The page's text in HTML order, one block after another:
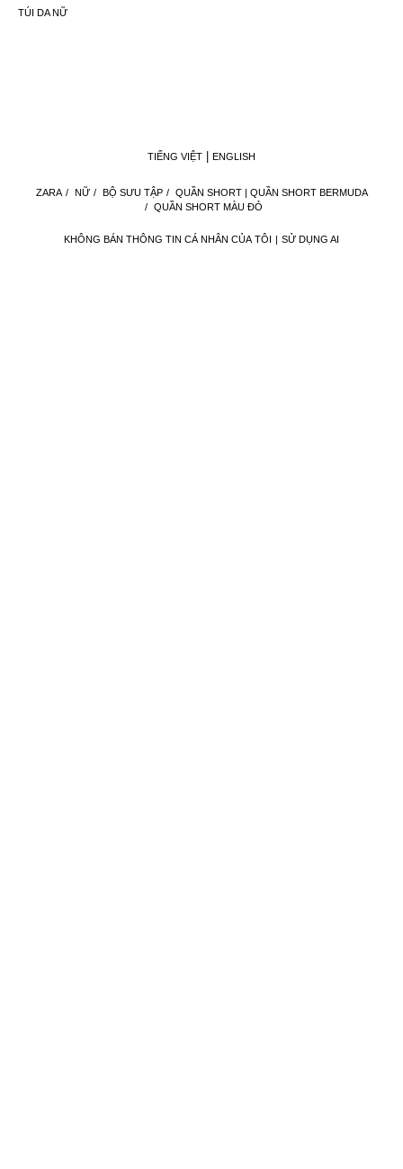
TÚI DA NỮ
KHÔNG BÁN THÔNG TIN CÁ NHÂN CỦA TÔI SỬ DỤNG AI
ZARA / NỮ / BỘ SƯU TẬP / QUẦN SHORT | QUẦN SHORT BERMUDA
/ QUẦN SHORT MÀU ĐỎ
TIẾNG VIỆT ENGLISH